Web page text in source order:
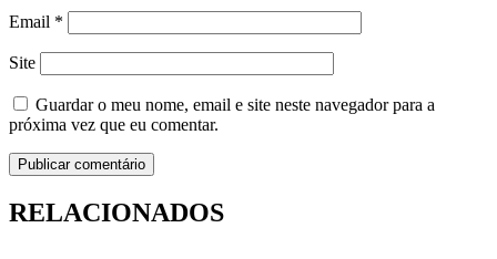
Email *
Site
Guardar o meu nome, email e site neste navegador para a
próxima vez que eu comentar.
RELACIONADOS